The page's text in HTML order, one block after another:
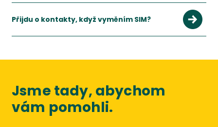
Ano, zpětné přehrávání umožňuje sledování pořadů až 7
Přijdu o kontakty, když vyměním SIM?
Jsme tady, abychom
vám pomohli.